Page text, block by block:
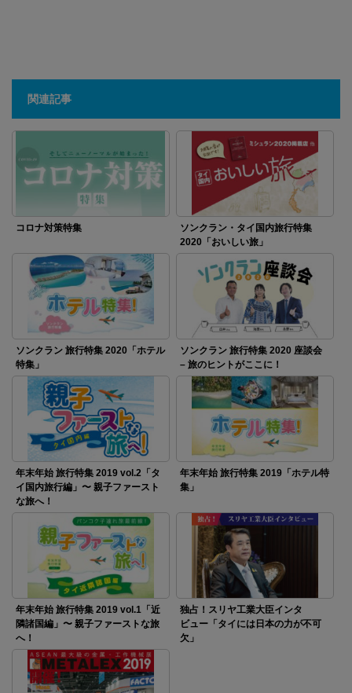
関連記事
コロナ対策特集
ソンクラン・タイ国内旅行特集
2020「おいしい旅」
ソンクラン 旅行特集 2020「ホテル
特集」
ソンクラン 旅行特集 2020 座談会
– 旅のヒントがここに！
年末年始 旅行特集 2019 vol.2「タ
イ国内旅行編」〜 親子ファースト
な旅へ！
年末年始 旅行特集 2019「ホテル特
集」
年末年始 旅行特集 2019 vol.1「近
隣諸国編」〜 親子ファーストな旅
へ！
独占！スリヤ工業大臣インタ
ビュー「タイには日本の力が不可
欠」